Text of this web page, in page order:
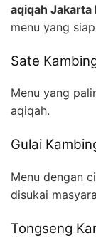
aqiqah Jakarta
menu yang
Sate
Menu yang
aqiqah.
Gulai
Menu dengan
disukai
Tongseng